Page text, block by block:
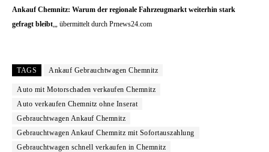
Ankauf Chemnitz: Warum der regionale Fahrzeugmarkt weiterhin stark
gefragt bleibt „, übermittelt durch Prnews24.com
TAGS Ankauf Gebrauchtwagen Chemnitz
Auto mit Motorschaden verkaufen Chemnitz
Auto verkaufen Chemnitz ohne Inserat
Gebrauchtwagen Ankauf Chemnitz
Gebrauchtwagen Ankauf Chemnitz mit Sofortauszahlung
Gebrauchtwagen schnell verkaufen in Chemnitz